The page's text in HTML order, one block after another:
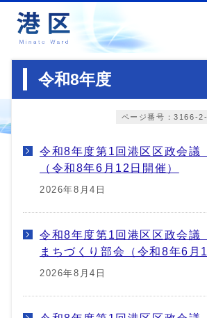
令和8年度
ページ番号：3166-
令和8年度第1回港区区政会
（令和8年6月12日開催）
2026年8月4日
令和8年度第1回港区区政会議
まちづくり部会（令和8年6月
2026年8月4日